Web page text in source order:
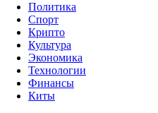
Политика
Спорт
Крипто
Культура
Экономика
Технологии
Финансы
Киты